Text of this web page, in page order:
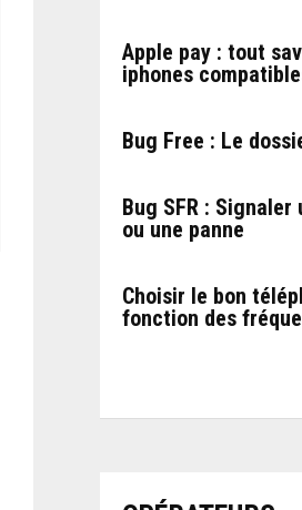
Apple pay : tout
iphones
Bug Free : Le
Bug SFR : Signaler
ou une panne
Choisir le bon
fonction des